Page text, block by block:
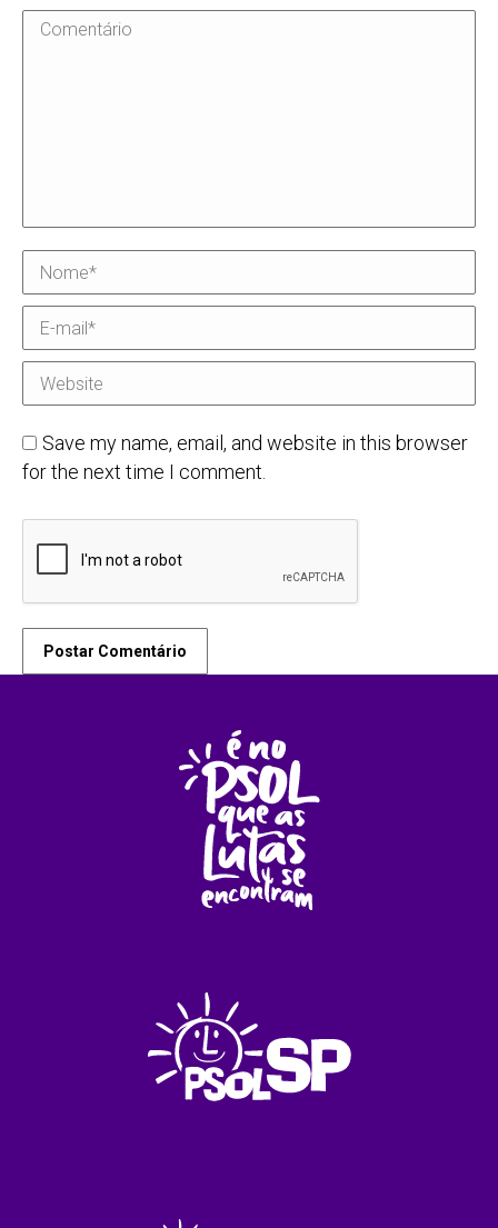
Comentário
Nome *
E-mail *
Website
Save my name, email, and website in this browser
for the next time I comment.
Postar Comentário